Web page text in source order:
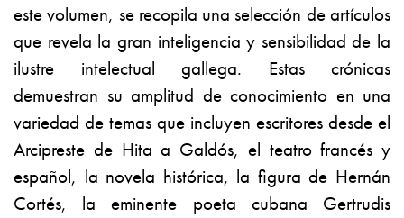
este volumen, se recopila una selección de artículos
que revela la gran inteligencia y sensibilidad de la
ilustre intelectual gallega. Estas crónicas
demuestran su amplitud de conocimiento en una
variedad de temas que incluyen escritores desde el
Arcipreste de Hita a Galdós, el teatro francés y
español, la novela histórica, la figura de Hernán
Cortés, la eminente poeta cubana Gertrudis